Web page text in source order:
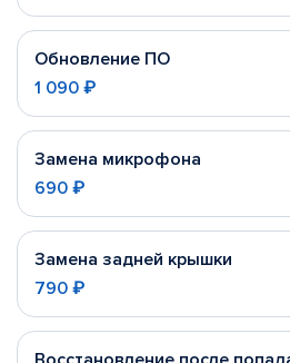
Обновление ПО
1 090 ₽
Замена микрофона
690 ₽
Замена задней крышки
790 ₽